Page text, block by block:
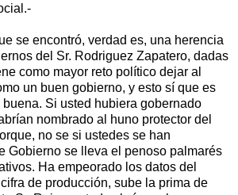
se encontró, verdad es, una herencia
del Sr. Rodriguez Zapatero, dadas
como mayor reto político dejar al
un buen gobierno, y esto sí que es
Si usted hubiera gobernado
nombrado al huno protector del
no se si ustedes se han
Gobierno se lleva el penoso palmarés
Ha empeorado los datos del
de producción, sube la prima de